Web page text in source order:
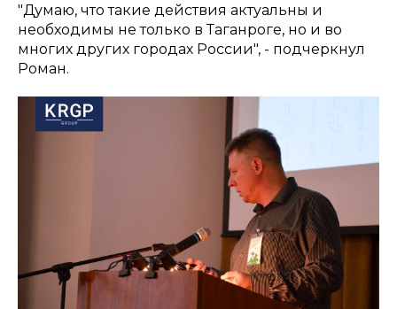
"Думаю, что такие действия актуальны и
необходимы не только в Таганроге, но и во
многих других городах России", - подчеркнул
Роман.